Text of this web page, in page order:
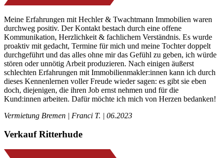
Meine Erfahrungen mit Hechler & Twachtmann Immobilien waren
durchweg positiv. Der Kontakt bestach durch eine offene
Kommunikation, Herzlichkeit & fachlichem Verständnis. Es wurde
proaktiv mit gedacht, Termine für mich und meine Tochter doppelt
durchgeführt und das alles ohne mir das Gefühl zu geben, ich würde
stören oder unnötig Arbeit produzieren. Nach einigen äußerst
schlechten Erfahrungen mit Immobilienmakler:innen kann ich durch
dieses Kennenlernen voller Freude wieder sagen: es gibt sie eben
doch, diejenigen, die ihren Job ernst nehmen und für die
Kund:innen arbeiten. Dafür möchte ich mich von Herzen bedanken!
Vermietung Bremen | Franci T. | 06.2023
Verkauf Ritterhude